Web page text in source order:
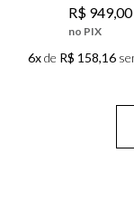
R$ 949,00
no PIX
6xde R$ 158,16